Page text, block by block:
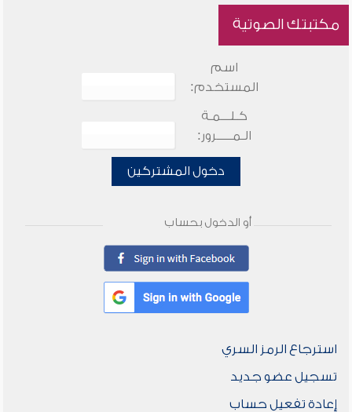
مكتبتك الصوتية
اسم
المستخدم:
كـلـــمـة
الـمـــــرور:
دخول المشتركين
أو الدخول بحساب
استرجاع الرمز السري
تسجيل عضو جديد
إعادة تفعيل حساب